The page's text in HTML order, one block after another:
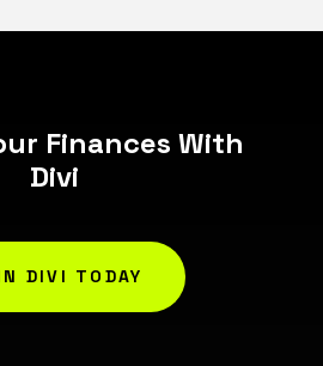
Finances With
Divi
DIVI TODAY